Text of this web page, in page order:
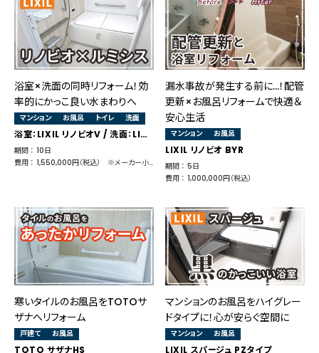
浴室×洗面の同時リフォーム！効
率的にかっこ良い水まわりへ
マンション お風呂 トイレ 洗面
浴室：LIXIL リノビオV / 洗面：LIXIL ルミシス / トイレ：LIXIL アメージュZ
期間 ： 10日
費用 ： 1,550,000円（税込） ※メーカー小売価格 1,925,055円
漏水事故が発生する前に…！配管
更新×お風呂リフォームで快適＆
安心生活
マンション お風呂
LIXIL リノビオ BYR
期間 ： 5日
費用 ： 1,000,000円（税込）
寒いタイルのお風呂をTOTOサ
ザナへリフォーム
戸建て お風呂
TOTO サザナHS
マンションのお風呂をハイグレー
ドタイプに！心が安らぐ空間に
マンション お風呂
LIXIL スパージュ PZタイプ